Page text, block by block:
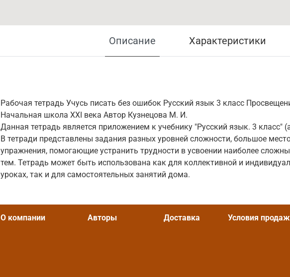
Описание Характеристики
Рабочая тетрадь Учусь писать без ошибок Русский язык 3 класс
Начальная школа XXI века Автор Кузнецова М. И.
Данная тетрадь является приложением к учебнику "Русский язык. 3 класс"
В тетради представлены задания разных уровней сложности, большое
упражнения, помогающие устранить трудности в усвоении наиболее
тем. Тетрадь может быть использована как для коллективной и
уроках, так и для самостоятельных занятий дома.
О компании Авторы Доставка Условия